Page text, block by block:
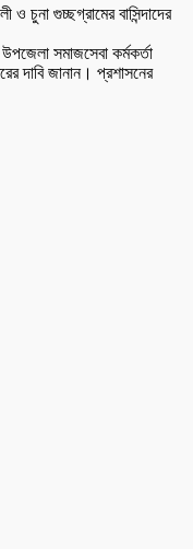
চুনা গুচ্ছগ্রামের বাসিন্দাদের
সমাজসেবা কর্মকর্তা
দাবি জানান। প্রশাসনের